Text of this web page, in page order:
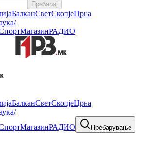
Пребарај
БалканСветСкопјеЦрна
МагазинРАДИО
БалканСветСкопјеЦрна
МагазинРАДИО Пребарување